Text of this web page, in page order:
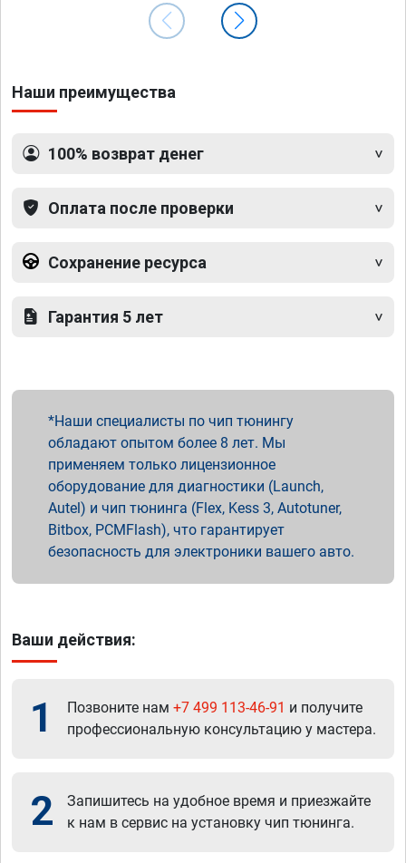
Наши преимущества
100% возврат денег
Оплата после проверки
Сохранение ресурса
Гарантия 5 лет
Наши специалисты по чип тюнингу
обладают опытом более 8 лет. Мы
применяем только лицензионное
оборудование для диагностики (Launch,
Autel) и чип тюнинга (Flex, Kess 3, Autotuner,
Bitbox, PCMFlash), что гарантирует
безопасность для электроники вашего авто.
Ваши действия:
1 Позвоните нам +7 499 113-46-91 и получите
профессиональную консультацию у мастера.
2
Запишитесь на удобное время и приезжайте
к нам в сервис на установку чип тюнинга.